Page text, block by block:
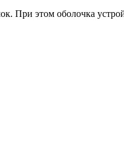
При этом оболочка